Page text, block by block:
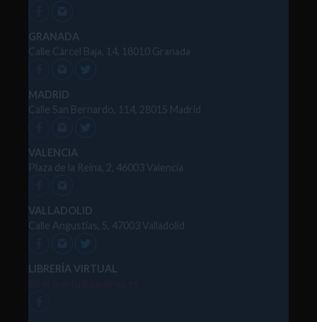
GRANADA
Calle Cárcel Baja, 14, 18010 Granada
MADRID
Calle San Bernardo, 114, 28015 Madrid
VALENCIA
Plaza de la Reina, 2, 46003 Valencia
VALLADOLID
Calle Angustias, 5, 47003 Valladolid
LIBRERÍA VIRTUAL